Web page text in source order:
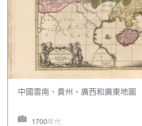
中國雲南、貴州、廣西和廣東地圖
1700年代